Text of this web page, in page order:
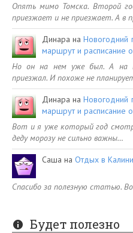
Опять мимо Томска. Второй
приезжает и не приезжает. А в
Динара на
маршрут и расписание
Но он на нем уже был. А на
приезжал. И похоже не
Динара на
маршрут и расписание
Вот и я уже который год
деду морозу не сильно важны…
Саша на Отдых в
Спасибо за полезную статью.
Будет полезно